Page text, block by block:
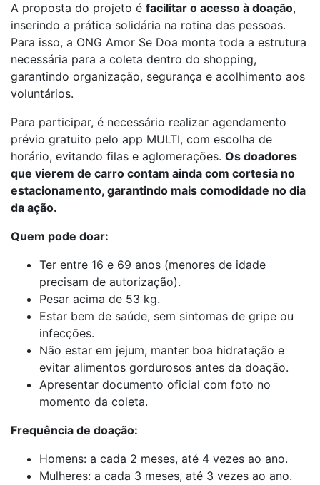
A proposta do projeto é facilitar o acesso à doação,
inserindo a prática solidária na rotina das pessoas.
Para isso, a ONG Amor Se Doa monta toda a estrutura
necessária para a coleta dentro do shopping,
garantindo organização, segurança e acolhimento aos
voluntários.
Para participar, é necessário realizar agendamento
prévio gratuito pelo app MULTI, com escolha de
horário, evitando filas e aglomerações. Os doadores
que vierem de carro contam ainda com cortesia no
estacionamento, garantindo mais comodidade no dia
da ação.
Quem pode doar:
Ter entre 16 e 69 anos (menores de idade
precisam de autorização).
Pesar acima de 53 kg.
Estar bem de saúde, sem sintomas de gripe ou
infecções.
Não estar em jejum, manter boa hidratação e
evitar alimentos gordurosos antes da doação.
Apresentar documento oficial com foto no
momento da coleta.
Frequência de doação:
Homens: a cada 2 meses, até 4 vezes ao ano.
Mulheres: a cada 3 meses, até 3 vezes ao ano.